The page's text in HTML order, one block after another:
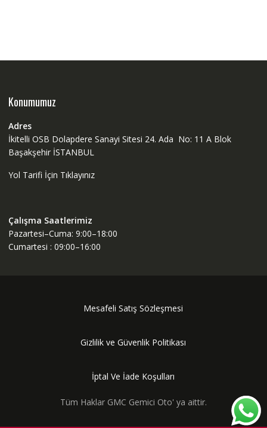
Konumumuz
Adres
İkitelli OSB Dolapdere Sanayi Sitesi 24. Ada No: 11 A Blok
Başakşehir İSTANBUL
Yol Tarifi İçin Tıklayınız
Çalışma Saatlerimiz
Pazartesi–Cuma: 9:00–18:00
Cumartesi : 09:00–16:00
Mesafeli Satış Sözleşmesi
Gizlilik ve Güvenlik Politikası
İptal Ve İade Koşulları
Tüm Haklar GMC Gemici Oto' ya aittir.